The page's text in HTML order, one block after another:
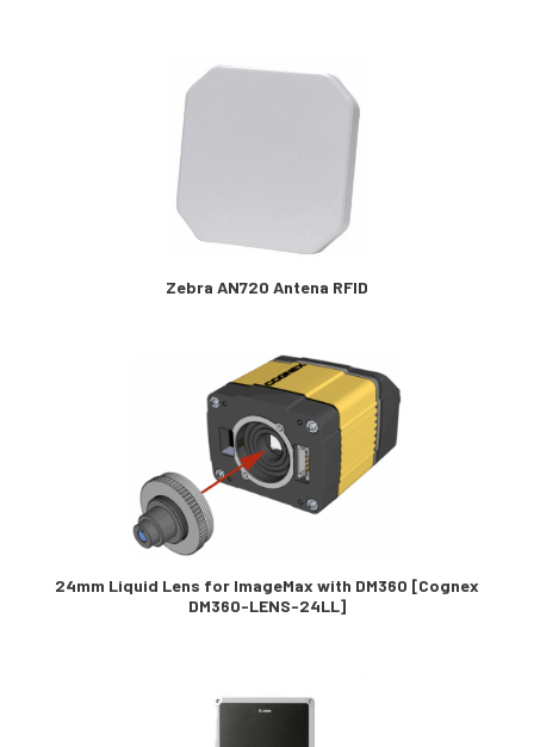
Zebra AN720 Antena RFID
24mm Liquid Lens for ImageMax with DM360 [Cognex
DM360-LENS-24LL]